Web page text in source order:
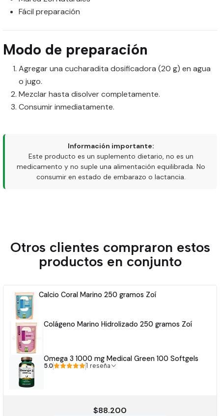
Fácil preparación
Modo de preparación
Agregar una cucharadita dosificadora (20 g) en agua
o jugo.
Mezclar hasta disolver completamente.
Consumir inmediatamente.
Información importante:
Este producto es un suplemento dietario, no es un
medicamento y no suple una alimentación equilibrada. No
consumir en estado de embarazo o lactancia.
Otros clientes compraron estos
productos en conjunto
Calcio Coral Marino 250 gramos Zoí
Colágeno Marino Hidrolizado 250 gramos Zoí
Omega 3 1000 mg Medical Green 100 Softgels
5.0 1 reseña
$88.200